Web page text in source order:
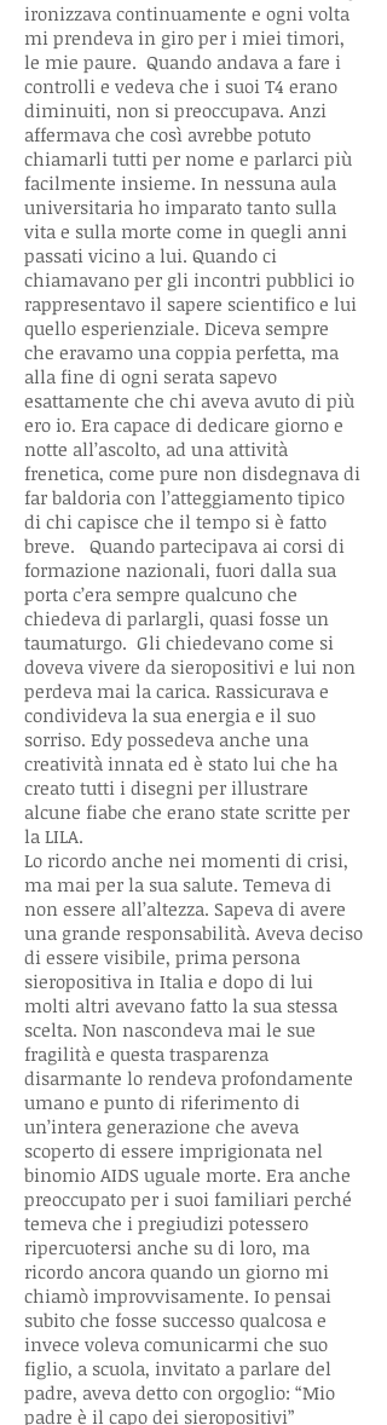
ironizzava continuamente e ogni volta
mi prendeva in giro per i miei timori,
le mie paure. Quando andava a fare i
controlli e vedeva che i suoi T4 erano
diminuiti, non si preoccupava. Anzi
affermava che così avrebbe potuto
chiamarli tutti per nome e parlarci più
facilmente insieme. In nessuna aula
universitaria ho imparato tanto sulla
vita e sulla morte come in quegli anni
passati vicino a lui. Quando ci
chiamavano per gli incontri pubblici io
rappresentavo il sapere scientifico e lui
quello esperienziale. Diceva sempre
che eravamo una coppia perfetta, ma
alla fine di ogni serata sapevo
esattamente che chi aveva avuto di più
ero io. Era capace di dedicare giorno e
notte all’ascolto, ad una attività
frenetica, come pure non disdegnava di
far baldoria con l’atteggiamento tipico
di chi capisce che il tempo si è fatto
breve. Quando partecipava ai corsi di
formazione nazionali, fuori dalla sua
porta c’era sempre qualcuno che
chiedeva di parlargli, quasi fosse un
taumaturgo. Gli chiedevano come si
doveva vivere da sieropositivi e lui non
perdeva mai la carica. Rassicurava e
condivideva la sua energia e il suo
sorriso. Edy possedeva anche una
creatività innata ed è stato lui che ha
creato tutti i disegni per illustrare
alcune fiabe che erano state scritte per
la LILA.
Lo ricordo anche nei momenti di crisi,
ma mai per la sua salute. Temeva di
non essere all’altezza. Sapeva di avere
una grande responsabilità. Aveva deciso
di essere visibile, prima persona
sieropositiva in Italia e dopo di lui
molti altri avevano fatto la sua stessa
scelta. Non nascondeva mai le sue
fragilità e questa trasparenza
disarmante lo rendeva profondamente
umano e punto di riferimento di
un’intera generazione che aveva
scoperto di essere imprigionata nel
binomio AIDS uguale morte. Era anche
preoccupato per i suoi familiari perché
temeva che i pregiudizi potessero
ripercuotersi anche su di loro, ma
ricordo ancora quando un giorno mi
chiamò improvvisamente. Io pensai
subito che fosse successo qualcosa e
invece voleva comunicarmi che suo
figlio, a scuola, invitato a parlare del
padre, aveva detto con orgoglio: “Mio
padre è il capo dei sieropositivi”